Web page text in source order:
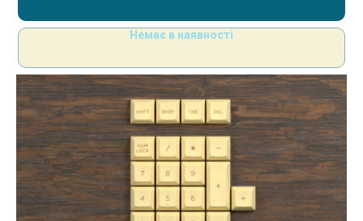
Немає в наявності